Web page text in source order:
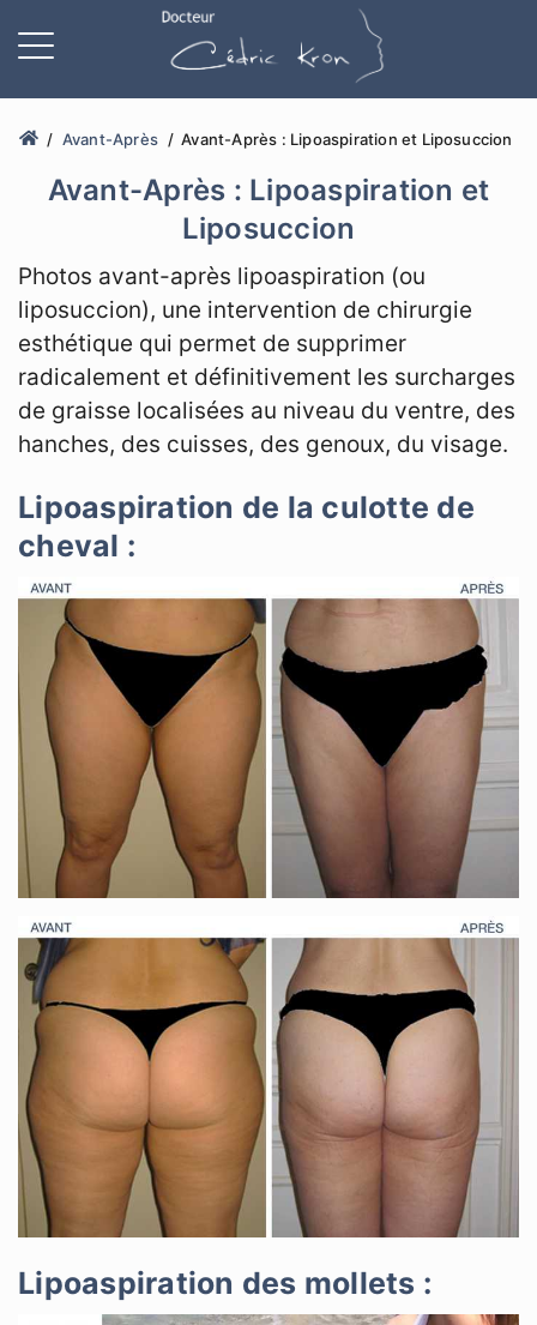
Avant-Après Avant-Après : Lipoaspiration et Liposuccion
Avant-Après : Lipoaspiration et
Liposuccion
Photos avant-après lipoaspiration (ou
liposuccion), une intervention de chirurgie
esthétique qui permet de supprimer
radicalement et définitivement les surcharges
de graisse localisées au niveau du ventre, des
hanches, des cuisses, des genoux, du visage.
Lipoaspiration de la culotte de
cheval :
Lipoaspiration des mollets :